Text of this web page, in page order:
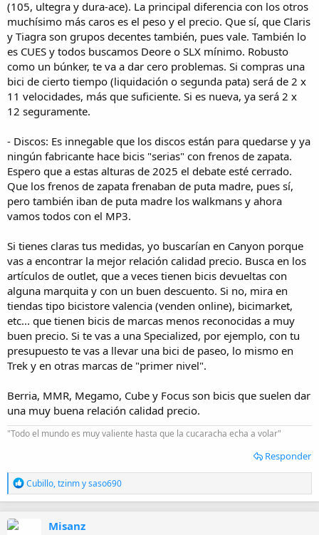
(105, ultegra y dura-ace). La principal diferencia con los otros
muchísimo más caros es el peso y el precio. Que sí, que Claris
y Tiagra son grupos decentes también, pues vale. También lo
es CUES y todos buscamos Deore o SLX mínimo. Robusto
como un búnker, te va a dar cero problemas. Si compras una
bici de cierto tiempo (liquidación o segunda pata) será de 2 x
11 velocidades, más que suficiente. Si es nueva, ya será 2 x
12 seguramente.
- Discos: Es innegable que los discos están para quedarse y ya
ningún fabricante hace bicis "serias" con frenos de zapata.
Espero que a estas alturas de 2025 el debate esté cerrado.
Que los frenos de zapata frenaban de puta madre, pues sí,
pero también iban de puta madre los walkmans y ahora
vamos todos con el MP3.
Si tienes claras tus medidas, yo buscarían en Canyon porque
vas a encontrar la mejor relación calidad precio. Busca en los
artículos de outlet, que a veces tienen bicis devueltas con
alguna marquita y con un buen descuento. Si no, mira en
tiendas tipo bicistore valencia (venden online), bicimarket,
etc... que tienen bicis de marcas menos reconocidas a muy
buen precio. Si te vas a una Specialized, por ejemplo, con tu
presupuesto te vas a llevar una bici de paseo, lo mismo en
Trek y en otras marcas de "primer nivel".
Berria, MMR, Megamo, Cube y Focus son bicis que suelen dar
una muy buena relación calidad precio.
"Todo el mundo es muy valiente hasta que la cucaracha echa a volar"
Responder
R
e
a
Cubillo,tzinmysaso690
Misanz